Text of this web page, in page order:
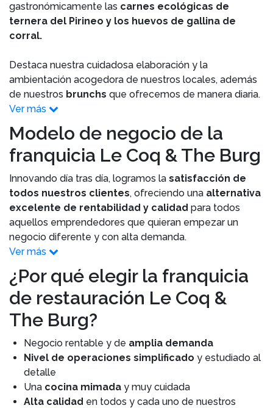
gastronómicamente las carnes ecológicas de
ternera del Pirineo y los huevos de gallina de
corral.
Destaca nuestra cuidadosa elaboración y la
ambientación acogedora de nuestros locales, además
de nuestros brunchs que ofrecemos de manera diaria.
Ver más
Modelo de negocio de la
franquicia Le Coq & The Burg
Innovando día tras día, logramos la satisfacción de
todos nuestros clientes, ofreciendo una alternativa
excelente de rentabilidad y calidad para todos
aquellos emprendedores que quieran empezar un
negocio diferente y con alta demanda.
Ver más
¿Por qué elegir la franquicia
de restauración Le Coq &
The Burg?
Negocio rentable y de amplia demanda
Nivel de operaciones simplificado y estudiado al
detalle
Una cocina mimada y muy cuidada
Alta calidad en todos y cada uno de nuestros